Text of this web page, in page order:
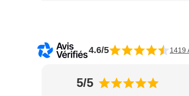
4.6/5 1419
5/5